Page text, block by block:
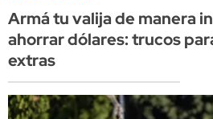
Armá tu valija de manera
ahorrar dólares: trucos
extras